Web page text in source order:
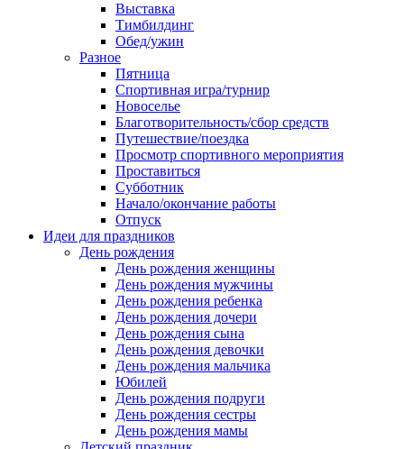
Выставка
Тимбилдинг
Обед/ужин
Разное
Пятница
Спортивная игра/турнир
Новоселье
Благотворительность/сбор средств
Путешествие/поездка
Просмотр спортивного мероприятия
Проставиться
Субботник
Начало/окончание работы
Отпуск
Идеи для праздников
День рождения
День рождения женщины
День рождения мужчины
День рождения ребенка
День рождения дочери
День рождения сына
День рождения девочки
День рождения мальчика
Юбилей
День рождения подруги
День рождения сестры
День рождения мамы